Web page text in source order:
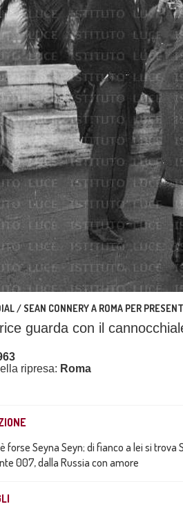
/ SEAN CONNERY A ROMA PER
guarda con il
ripresa: Roma
forse Seyna Seyn; di fianco a lei si
007, dalla Russia con amore